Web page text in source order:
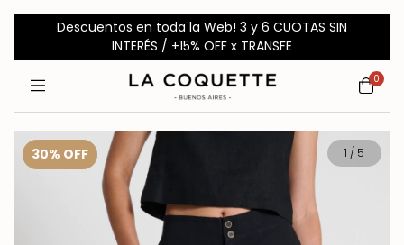
Descuentos en toda la Web! 3 y 6 CUOTAS SIN
INTERÉS / +15% OFF x TRANSFE
0
30% OFF 1 / 5